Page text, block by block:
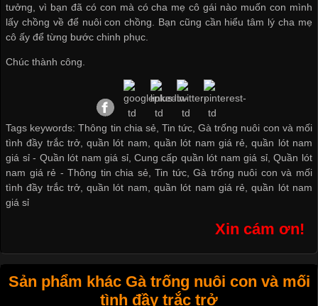
tưởng, vì bạn đã có con mà có cha mẹ cô gái nào muốn con mình
lấy chồng về để nuôi con chồng. Bạn cũng cần hiểu tâm lý cha mẹ
cô ấy để từng bước chinh phục.
Chúc thành công.
Tags keywords: Thông tin chia sẻ, Tin tức, Gà trống nuôi con và mối
tình đầy trắc trở, quần lót nam, quần lót nam giá rẻ, quần lót nam
giá sỉ - Quần lót nam giá sỉ,Cung cấp quần lót nam giá sỉ,Quần lót
nam giá rẻ -Thông tin chia sẻ,Tin tức,Gà trống nuôi con và mối
tình đầy trắc trở,quần lót nam,quần lót nam giá rẻ,quần lót nam
giá sỉ
Xin cám ơn!
Sản phẩm khác Gà trống nuôi con và mối
tình đầy trắc trở